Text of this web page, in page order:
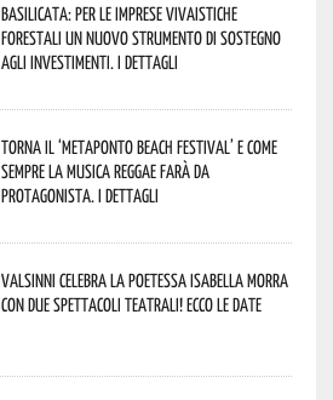
Basilicata: per le imprese vivaistiche
forestali un nuovo strumento di sostegno
agli investimenti. I dettagli
Torna il ‘Metaponto beach festival’ e come
sempre la musica reggae farà da
protagonista. I dettagli
Valsinni celebra la poetessa Isabella Morra
con due spettacoli teatrali! Ecco le date